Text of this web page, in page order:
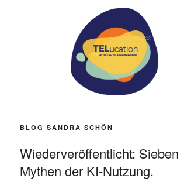
BLOG SANDRA SCHÖN
Wiederveröffentlicht: Sieben
Mythen der KI-Nutzung.